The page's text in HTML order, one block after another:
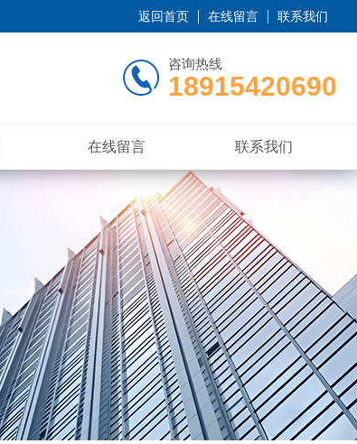
返回首页 在线留言 联系我们
咨询热线
18915420690
在线留言 联系我们